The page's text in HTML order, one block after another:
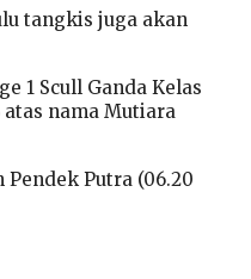
tangkis juga akan
1 Scull Ganda Kelas
nama Mutiara
Pendek Putra (06.20